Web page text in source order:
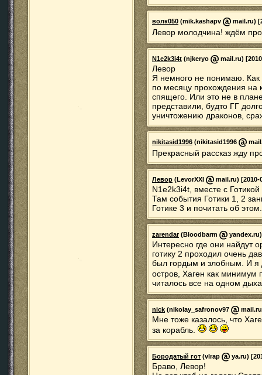
волк050 (mik.kashapv mail.ru)
Левор молодчина! ждём
N1e2k3i4t (njkeryo mail.ru)
Левор
Я немного не понимаю. Как
по месяцу прохождения на
спящего. Или это не в
представили, будто ГГ
уничтожению драконов,
nikitasid1996 (nikitasid1996
Прекрасный рассказ жду
Левор (LevorXXI mail.ru) [2010-
N1e2k3i4t, вместе с
Там события Готики 1, 2
Готике 3 и почитать об этом.
zarendar(Bloodbarm
Интересно где они найдут
готику 2 проходил очень
был гордым и злобным. И я
остров, Хаген как минимум
читалось все на одном
nick (nikolay_safronov97
Мне тоже казалось, что
за корабль.
Бородатый гот (vlrap ya.ru)
Браво, Левор!